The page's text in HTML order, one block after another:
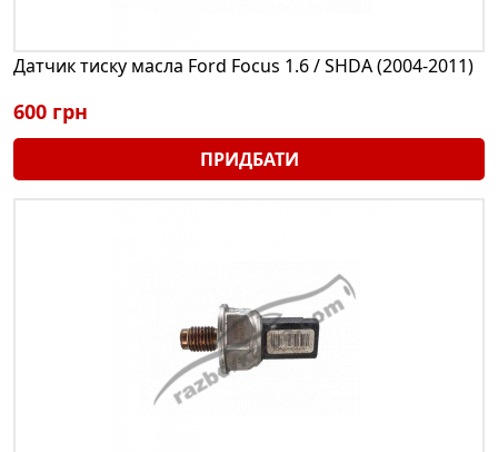
Датчик тиску масла Ford Focus 1.6 / SHDA (2004-2011)
600 грн
ПРИДБАТИ